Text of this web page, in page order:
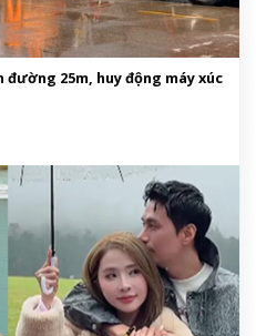
25m, huy động máy xúc